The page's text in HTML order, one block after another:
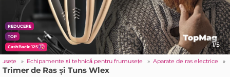
REDUCERE
TOP
CashBack: 125 1/5
» Echipamente și tehnică pentru frumusețe » Aparate de ras electrice »
Trimer de Ras și Tuns Wlex